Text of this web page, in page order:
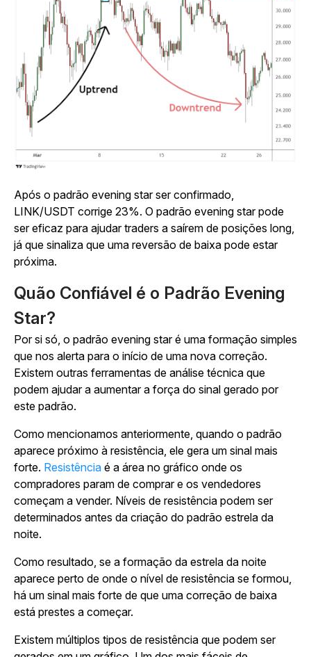
Após o padrão evening star ser confirmado,
LINK/USDT corrige 23%. O padrão evening star pode
ser eficaz para ajudar traders a saírem de posições long,
já que sinaliza que uma reversão de baixa pode estar
próxima.
Quão Confiável é o Padrão Evening
Star?
Por si só, o padrão evening star é uma formação simples
que nos alerta para o início de uma nova correção.
Existem outras ferramentas de análise técnica que
podem ajudar a aumentar a força do sinal gerado por
este padrão.
Como mencionamos anteriormente, quando o padrão
aparece próximo à resistência, ele gera um sinal mais
forte. Resistência é a área no gráfico onde os
compradores param de comprar e os vendedores
começam a vender. Níveis de resistência podem ser
determinados antes da criação do padrão estrela da
noite.
Como resultado, se a formação da estrela da noite
aparece perto de onde o nível de resistência se formou,
há um sinal mais forte de que uma correção de baixa
está prestes a começar.
Existem múltiplos tipos de resistência que podem ser